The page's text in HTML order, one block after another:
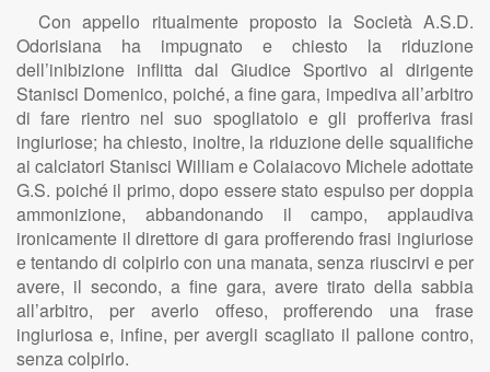
Con appello ritualmente proposto la Società A.S.D.
Odorisiana ha impugnato e chiesto la riduzione
dell’inibizione inflitta dal Giudice Sportivo al dirigente
Stanisci Domenico, poiché, a fine gara, impediva all’arbitro
di fare rientro nel suo spogliatoio e gli profferiva frasi
ingiuriose; ha chiesto, inoltre, la riduzione delle squalifiche
ai calciatori Stanisci William e Colaiacovo Michele adottate
G.S. poiché il primo, dopo essere stato espulso per doppia
ammonizione, abbandonando il campo, applaudiva
ironicamente il direttore di gara profferendo frasi ingiuriose
e tentando di colpirlo con una manata, senza riuscirvi e per
avere, il secondo, a fine gara, avere tirato della sabbia
all’arbitro, per averlo offeso, profferendo una frase
ingiuriosa e, infine, per avergli scagliato il pallone contro,
senza colpirlo.